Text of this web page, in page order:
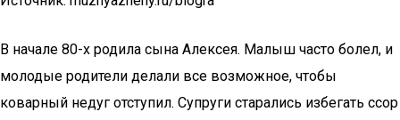
В начале 80-х родила сына Алексея. Малыш часто болел, и
молодые родители делали все возможное, чтобы
коварный недуг отступил. Супруги старались избегать ссор